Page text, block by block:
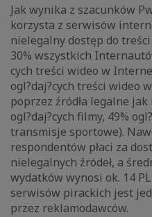
Jak wynika z szacunków
korzysta z serwisów
nielegalny dostęp do
30% wszystkich
cych treści wideo w
ogl?daj?cych treści wideo
poprzez źródła legalne
ogl?daj?cych filmy, 49%
transmisje sportowe).
respondentów płaci za
nielegalnych źródeł, a
wydatków wynosi ok. 14
serwisów pirackich jest
przez reklamodawców.